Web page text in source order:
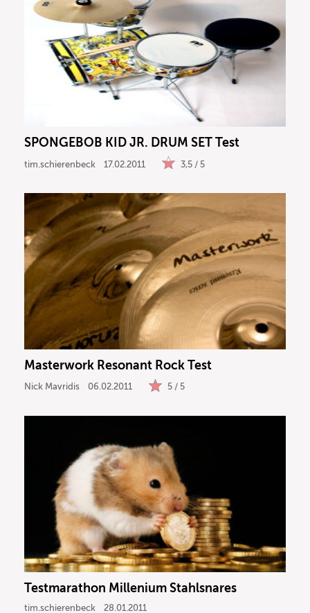
SPONGEBOB KID JR. DRUM SET Test
tim.schierenbeck 17.02.2011 3,5 / 5
Masterwork Resonant Rock Test
Nick Mavridis 06.02.2011 5 / 5
Testmarathon Millenium Stahlsnares
tim.schierenbeck 28.01.2011